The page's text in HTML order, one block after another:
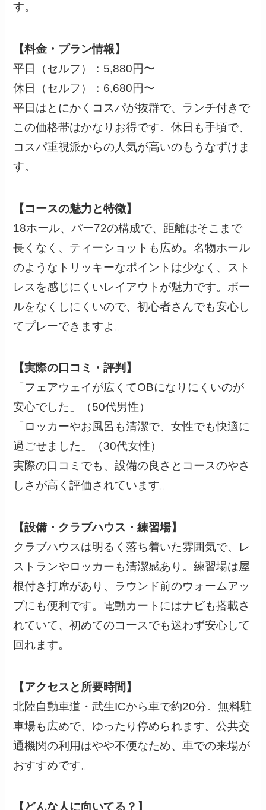
す。
【料金・プラン情報】
平日（セルフ）：5,880円〜
休日（セルフ）：6,680円〜
平日はとにかくコスパが抜群で、ランチ付きで
この価格帯はかなりお得です。休日も手頃で、
コスパ重視派からの人気が高いのもうなずけま
す。
【コースの魅力と特徴】
18ホール、パー72の構成で、距離はそこまで
長くなく、ティーショットも広め。名物ホール
のようなトリッキーなポイントは少なく、スト
レスを感じにくいレイアウトが魅力です。ボー
ルをなくしにくいので、初心者さんでも安心し
てプレーできますよ。
【実際の口コミ・評判】
「フェアウェイが広くてOBになりにくいのが
安心でした」（50代男性）
「ロッカーやお風呂も清潔で、女性でも快適に
過ごせました」（30代女性）
実際の口コミでも、設備の良さとコースのやさ
しさが高く評価されています。
【設備・クラブハウス・練習場】
クラブハウスは明るく落ち着いた雰囲気で、レ
ストランやロッカーも清潔感あり。練習場は屋
根付き打席があり、ラウンド前のウォームアッ
プにも便利です。電動カートにはナビも搭載さ
れていて、初めてのコースでも迷わず安心して
回れます。
【アクセスと所要時間】
北陸自動車道・武生ICから車で約20分。無料駐
車場も広めで、ゆったり停められます。公共交
通機関の利用はやや不便なため、車での来場が
おすすめです。
【どんな人に向いてる？】